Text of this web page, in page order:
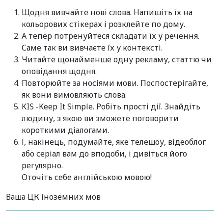
Щодня вивчайте нові слова. Напишіть їх на
кольорових стікерах і розклейте по дому.
А тепер потренуйтеся складати їх у речення.
Саме так ви вивчаєте їх у контексті.
Читайте щонайменше одну рекламу, статтю чи
оповідання щодня.
Повторюйте за носіями мови. Поспостерігайте,
як вони вимовляють слова.
KIS -Keep It Simple. Робіть прості дії. Знайдіть
людину, з якою ви зможете поговорити
короткими діалогами.
І, накінець, подумайте, яке телешоу, відеоблог
або серіал вам до вподоби, і дивіться його
регулярно.
Оточіть себе англійською мовою!
Ваша ЦК іноземних мов